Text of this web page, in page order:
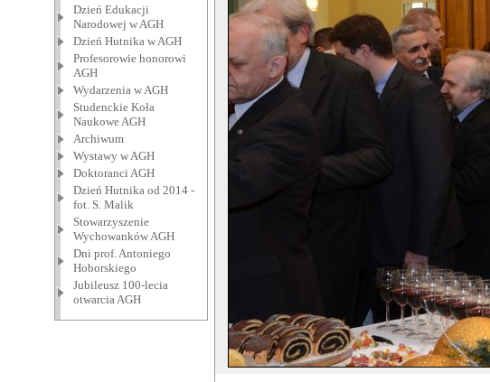
Dzień Edukacji
Narodowej w AGH
Dzień Hutnika w AGH
Profesorowie honorowi
AGH
Wydarzenia w AGH
Studenckie Koła
Naukowe AGH
Archiwum
Wystawy w AGH
Doktoranci AGH
Dzień Hutnika od 2014 -
fot. S. Malik
Stowarzyszenie
Wychowanków AGH
Dni prof. Antoniego
Hoborskiego
Jubileusz 100-lecia
otwarcia AGH